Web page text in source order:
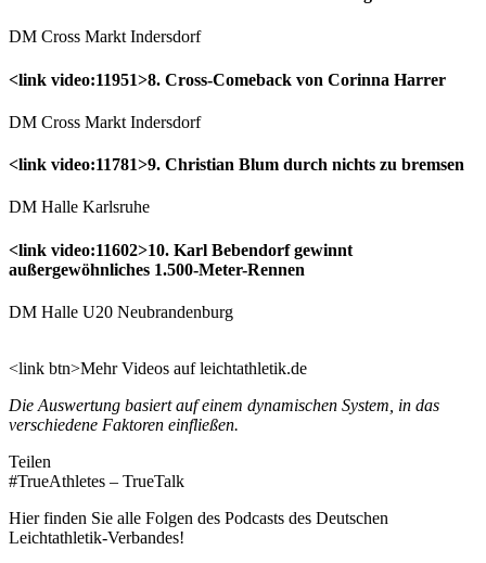
DM Cross Markt Indersdorf
<link video:11951>8. Cross-Comeback von Corinna Harrer
DM Cross Markt Indersdorf
<link video:11781>9. Christian Blum durch nichts zu bremsen
DM Halle Karlsruhe
<link video:11602>10. Karl Bebendorf gewinnt
außergewöhnliches 1.500-Meter-Rennen
DM Halle U20 Neubrandenburg
<link btn>Mehr Videos auf leichtathletik.de
Die Auswertung basiert auf einem dynamischen System, in das
verschiedene Faktoren einfließen.
Teilen
#TrueAthletes – TrueTalk
Hier finden Sie alle Folgen des Podcasts des Deutschen
Leichtathletik-Verbandes!